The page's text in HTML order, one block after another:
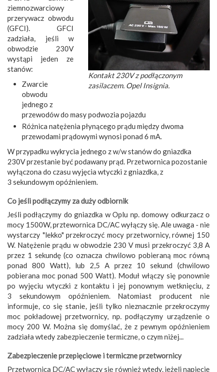
Kontakt 230V z podłączonym
zasilaczem. Opel Insignia.
ziemnozwarciowy
przerywacz obwodu
(GFCI). GFCI
zadziała, jeśli w
obwodzie 230V
wystąpi jeden ze
stanów:
Zwarcie
obwodu
jednego z
przewodów do masy podwozia pojazdu
Różnica natężenia płynącego prądu między dwoma
przewodami prądowymi wynosi ponad 6 mA.
W przypadku wykrycia jednego z w/w stanów do gniazdka
230V przestanie być podawany prąd. Przetwornica pozostanie
wyłączona do czasu wyjęcia wtyczki z gniazdka, z
3 sekundowym opóźnieniem.
Co jeśli podłączymy za duży odbiornik
Jeśli podłączymy do gniazdka w Oplu np. domowy odkurzacz o
mocy 1500W, prztewornica DC/AC wyłączy się. Ale uwaga - nie
wystarczy "lekko" przekroczyć mocy przetwornicy, równej 150
W. Natężenie prądu w obwodzie 230 V musi przekroczyć 3,8 A
przez 1 sekundę (co oznacza chwilowo pobieraną moc równą
ponad 800 Watt), lub 2,5 A przez 10 sekund (chwilowo
pobierana moc ponad 500 Watt). Moduł włączy się ponownie
po wyjęciu wtyczki z kontaktu i jej ponownym wetknięciu, z
3 sekundowym opóźnieniem. Natomiast producent nie
informuje, co się stanie, jeśli tylko nieznacznie przekroczymy
moc pokładowej przetwornicy, np. podłączymy urządzenie o
mocy 200 W. Można się domyślać, że z pewnym opóźnieniem
zadziała wtedy zabezpieczenie termiczne, o czym niżej...
Zabezpieczenie przepięciowe i termiczne przetwornicy
Przetwornica DC/AC wyłączy się również wtedy, jeżeli napięcie